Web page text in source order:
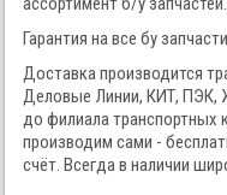
Гарантия на все бу
Доставка производится
Деловые Линии, КИТ,
до филиала
производим сами -
счёт. Всегда в наличии